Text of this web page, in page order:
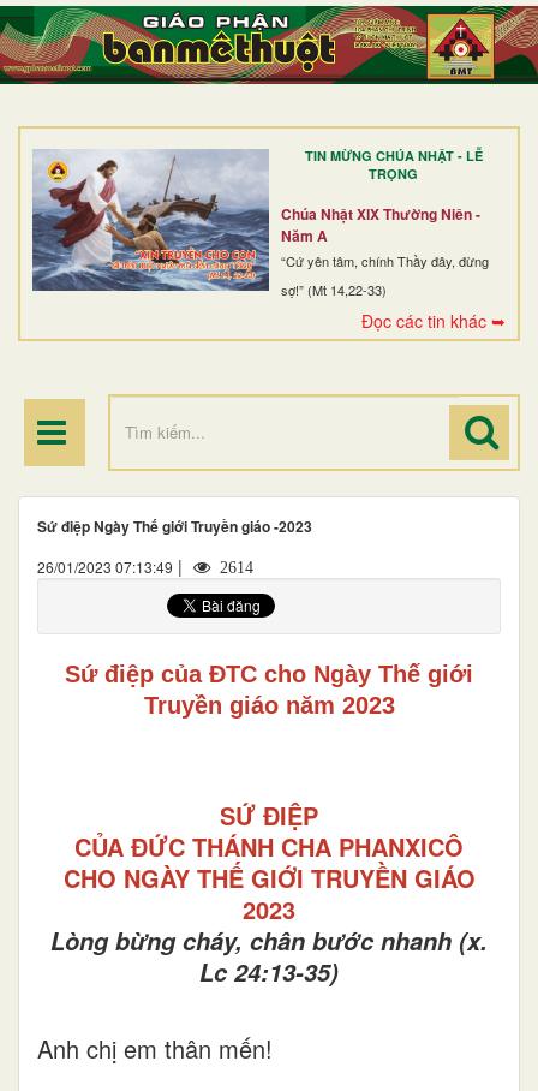
TIN MỪNG CHÚA NHẬT - LỄ
TRỌNG
Chúa Nhật XIX Thường Niên -
Năm A
“Cứ yên tâm, chính Thầy đây, đừng
sợ!” (Mt 14,22-33)
Đọc các tin khác ➥
TRANG NHẤT
GIỚI THIỆU
DÒNG TU
BAN MỤC VỤ
ĐOÀN THỂ CG
Sứ điệp Ngày Thế giới Truyền giáo -2023
26/01/2023 07:13:49 | 2614
Sứ điệp của ĐTC cho Ngày Thế giới
Truyền giáo năm 2023
SỨ ĐIỆP
CỦA ĐỨC THÁNH CHA PHANXICÔ
CHO NGÀY THẾ GIỚI TRUYỀN GIÁO
2023
Lòng bừng cháy, chân bước nhanh (x.
Lc 24:13-35)
Anh chị em thân mến!